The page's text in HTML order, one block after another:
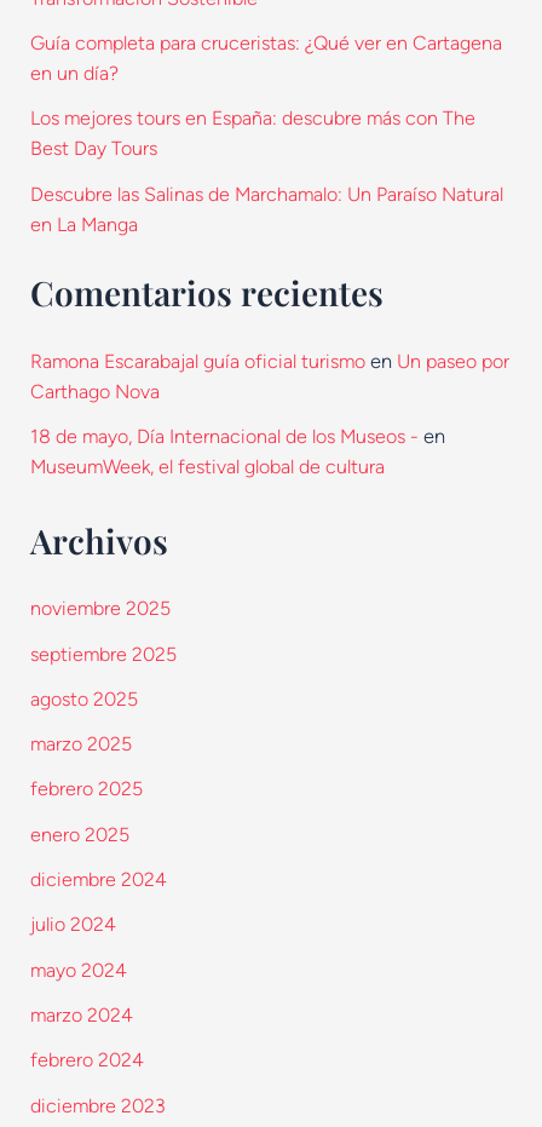
Guía completa para cruceristas: ¿Qué ver en Cartagena
en un día?
Los mejores tours en España: descubre más con The
Best Day Tours
Descubre las Salinas de Marchamalo: Un Paraíso Natural
en La Manga
Comentarios recientes
Ramona Escarabajal guía oficial turismo en Un paseo por
Carthago Nova
18 de mayo, Día Internacional de los Museos - en
MuseumWeek, el festival global de cultura
Archivos
noviembre 2025
septiembre 2025
agosto 2025
marzo 2025
febrero 2025
enero 2025
diciembre 2024
julio 2024
mayo 2024
marzo 2024
febrero 2024
diciembre 2023